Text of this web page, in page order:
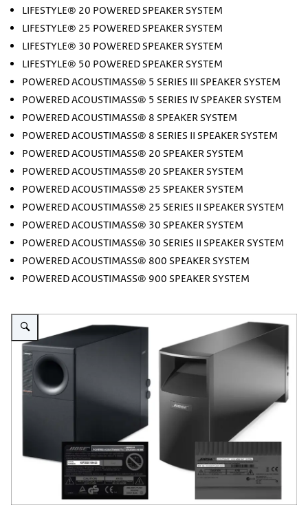
LIFESTYLE® 20 POWERED SPEAKER SYSTEM
LIFESTYLE® 25 POWERED SPEAKER SYSTEM
LIFESTYLE® 30 POWERED SPEAKER SYSTEM
LIFESTYLE® 50 POWERED SPEAKER SYSTEM
POWERED ACOUSTIMASS® 5 SERIES III SPEAKER SYSTEM
POWERED ACOUSTIMASS® 5 SERIES IV SPEAKER SYSTEM
POWERED ACOUSTIMASS® 8 SPEAKER SYSTEM
POWERED ACOUSTIMASS® 8 SERIES II SPEAKER SYSTEM
POWERED ACOUSTIMASS® 20 SPEAKER SYSTEM
POWERED ACOUSTIMASS® 20 SPEAKER SYSTEM
POWERED ACOUSTIMASS® 25 SPEAKER SYSTEM
POWERED ACOUSTIMASS® 25 SERIES II SPEAKER SYSTEM
POWERED ACOUSTIMASS® 30 SPEAKER SYSTEM
POWERED ACOUSTIMASS® 30 SERIES II SPEAKER SYSTEM
POWERED ACOUSTIMASS® 800 SPEAKER SYSTEM
POWERED ACOUSTIMASS® 900 SPEAKER SYSTEM
Vergroot afbeelding Veiligheidswaarschuwing Bose Basmodules